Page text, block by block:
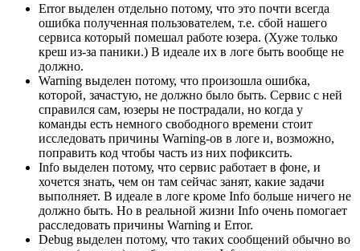
Error выделен отдельно потому, что это почти всегда
ошибка полученная пользователем, т.е. сбой нашего
сервиса который помешал работе юзера. (Хуже только
креш из-за паники.) В идеале их в логе быть вообще не
должно.
Warning выделен потому, что произошла ошибка,
которой, зачастую, не должно было быть. Сервис с ней
справился сам, юзеры не пострадали, но когда у
команды есть немного свободного времени стоит
исследовать причины Warning-ов в логе и, возможно,
поправить код чтобы часть из них пофиксить.
Info выделен потому, что сервис работает в фоне, и
хочется знать, чем он там сейчас занят, какие задачи
выполняет. В идеале в логе кроме Info больше ничего не
должно быть. Но в реальной жизни Info очень помогает
расследовать причины Warning и Error.
Debug выделен потому, что таких сообщений обычно во